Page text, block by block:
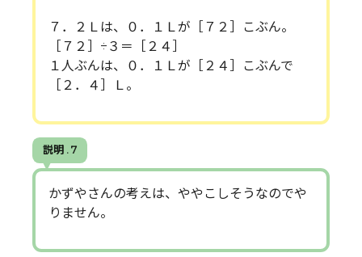
７．２Ｌは、０．１Ｌが［７２］こぶん。
［７２］÷３＝［２４］
１人ぶんは、０．１Ｌが［２４］こぶんで
［２．４］Ｌ。
説明 . 7
かずやさんの考えは、ややこしそうなのでや
りません。